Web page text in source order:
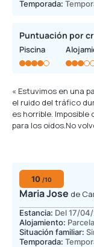
Temporada:
Puntuación por
Piscina
« Estuvimos en una
el ruido del tráfico
es horrible.
10 /10
Maria Jose de
Estancia: Del 17/
Alojamiento: Parcela
Situación familiar:
Temporada: